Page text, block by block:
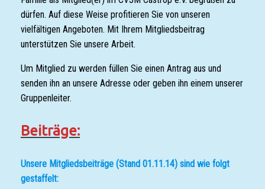
dürfen. Auf diese Weise profitieren Sie von unseren
vielfältigen Angeboten. Mit Ihrem Mitgliedsbeitrag
unterstützen Sie unsere Arbeit.
Um Mitglied zu werden füllen Sie einen Antrag aus und
senden ihn an unsere Adresse oder geben ihn einem unserer
Gruppenleiter.
Beiträge:
Unsere Mitgliedsbeiträge (Stand 01.11.14) sind wie folgt
gestaffelt: